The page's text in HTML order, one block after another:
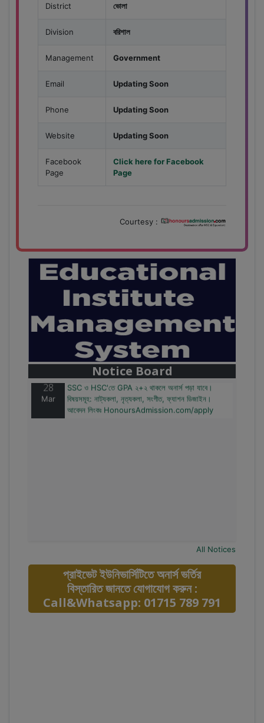
District ভোলা
Division বরিশাল
Management Government
Email Updating Soon
Phone Updating Soon
Website Updating Soon
Facebook
Page
Click here for Facebook
Page
Courtesy :
Notice Board
বাজেটের মধ্যে প্রাইভেট ইউনিভার্সিটিতে অনার্স পড়ার সুযোগ।
২০টির অধিক বিষয়, ৪ বছরে মোট খরচ ২ লক্ষ থেকে ৫ লক্ষ টাকা।
আবেদন লিংকঃ HonoursAdmission.com/apply
28
Mar
SSC ও HSC'তে GPA ২+২ থাকলে অনার্স পড়া যাবে।
বিষয়সমূহ: নাট্যকলা, নৃত্যকলা, সংগীত, ফ্যাশন ডিজাইন।
আবেদন লিংকঃ HonoursAdmission.com/apply
All Notices
প্রাইভেট ইউনিভার্সিটিতে অনার্স ভর্তির
বিস্তারিত জানতে যোগাযোগ করুন :
Call&Whatsapp: 01715 789 791